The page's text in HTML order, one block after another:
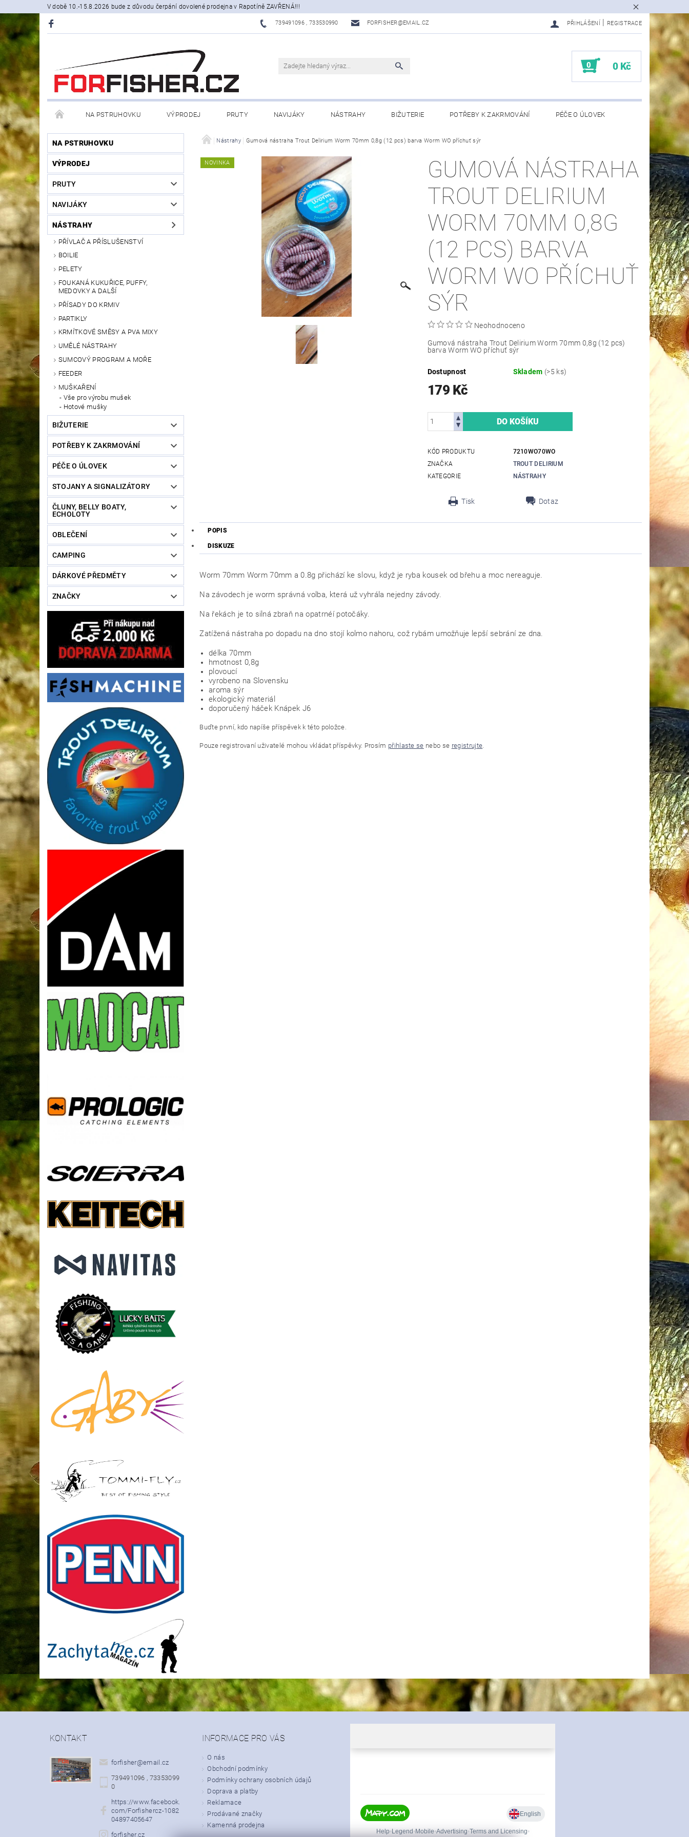
V době 10.-15.8.2026 bude z důvodu čerpání dovolené prodejna v Rapotíně ZAVŘENÁ!!!
739491096 , 733530990 FORFISHER@EMAIL.CZ PŘIHLÁŠENÍ REGISTRACE
0 0 Kč
NA PSTRUHOVKU VÝPRODEJ PRUTY NAVIJÁKY NÁSTRAHY BIŽUTERIE POTŘEBY K ZAKRMOVÁNÍ PÉČE O ÚLOVEK
STOJANY A SIGNALIZÁTORY ČLUNY, BELLY BOATY, ECHOLOTY OBLEČENÍ CAMPING DÁRKOVÉ PŘEDMĚTY
PRODÁVANÉ ZNAČKY NOVINKY U NÁS BLOG
NA PSTRUHOVKU
VÝPRODEJ
PRUTY
NAVIJÁKY
NÁSTRAHY
PŘÍVLAČ A PŘÍSLUŠENSTVÍ
BOILIE
PELETY
FOUKANÁ KUKUŘICE, PUFFY,
MEDOVKY A DALŠÍ
PŘÍSADY DO KRMIV
PARTIKLY
KRMÍTKOVÉ SMĚSY A PVA MIXY
UMĚLÉ NÁSTRAHY
SUMCOVÝ PROGRAM A MOŘE
FEEDER
MUŠKAŘENÍ
Vše pro výrobu mušek
Hotové mušky
BIŽUTERIE
POTŘEBY K ZAKRMOVÁNÍ
PÉČE O ÚLOVEK
STOJANY A SIGNALIZÁTORY
ČLUNY, BELLY BOATY,
ECHOLOTY
OBLEČENÍ
CAMPING
DÁRKOVÉ PŘEDMĚTY
ZNAČKY
Nástrahy Gumová nástraha Trout Delirium Worm 70mm 0,8g (12 pcs) barva Worm WO příchuť sýr
NOVINKA
GUMOVÁ NÁSTRAHA
TROUT DELIRIUM
WORM 70MM 0,8G
(12 PCS) BARVA
WORM WO PŘÍCHUŤ
SÝR
Neohodnoceno
Gumová nástraha Trout Delirium Worm 70mm 0,8g (12 pcs)
barva Worm WO příchuť sýr
Dostupnost Skladem (>5 ks)
179 Kč
KÓD PRODUKTU
7210WO70WO
ZNAČKA
TROUT DELIRIUM
KATEGORIE
NÁSTRAHY
Tisk Dotaz
POPIS
DISKUZE
Worm 70mm Worm 70mm a 0.8g přichází ke slovu, když je ryba kousek od břehu a moc nereaguje.
Na závodech je worm správná volba, která už vyhrála nejedny závody.
Na řekách je to silná zbraň na opatrnéí potočáky.
Zatížená nástraha po dopadu na dno stojí kolmo nahoru, což rybám umožňuje lepší sebrání ze dna.
délka 70mm
hmotnost 0,8g
plovoucí
vyrobeno na Slovensku
aroma sýr
ekologický materiál
doporučený háček Knápek J6
Buďte první, kdo napíše příspěvek k této položce.
Pouze registrovaní uživatelé mohou vkládat příspěvky. Prosím přihlaste se nebo se registrujte
KONTAKT
forfisher@email.cz
739491096 , 73353099
0
https://www.facebook.
com/Forfishercz-1082
04897405647
forfisher.cz
INFORMACE PRO VÁS
O nás
Obchodní podmínky
Podmínky ochrany osobních údajů
Doprava a platby
Reklamace
Prodávané značky
Kamenná prodejna